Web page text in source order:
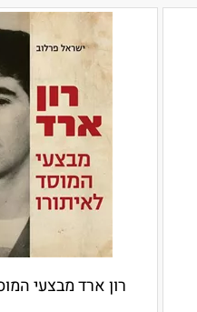
רון ארד מבצעי